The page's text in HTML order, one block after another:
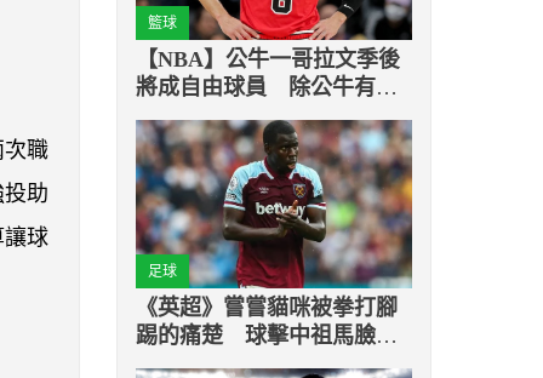
次職
助
讓球
籃球
【NBA】公牛一哥拉文季後
將成自由球員 除公牛有意
奉上頂薪合約外 多隊對其
有高度興趣
足球
《英超》嘗嘗貓咪被拳打腳
踢的痛楚 球擊中祖馬臉上
球迷叫好